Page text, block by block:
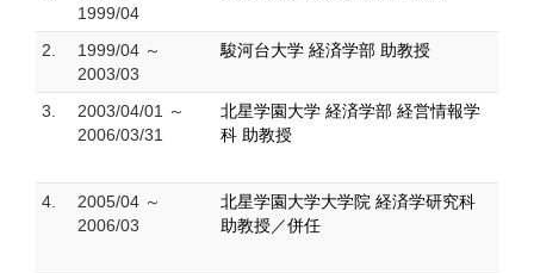
1999/04
2.
1999/04 ～
2003/03
駿河台大学 経済学部 助教授
3.
2003/04/01 ～
2006/03/31
北星学園大学 経済学部 経営情報学
科 助教授
4.
2005/04 ～
2006/03
北星学園大学大学院 経済学研究科
助教授／併任